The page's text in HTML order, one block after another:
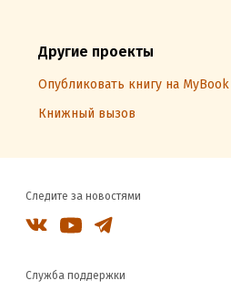
Другие проекты
Опубликовать книгу на
Книжный вызов
Следите за новостями
Служба поддержки